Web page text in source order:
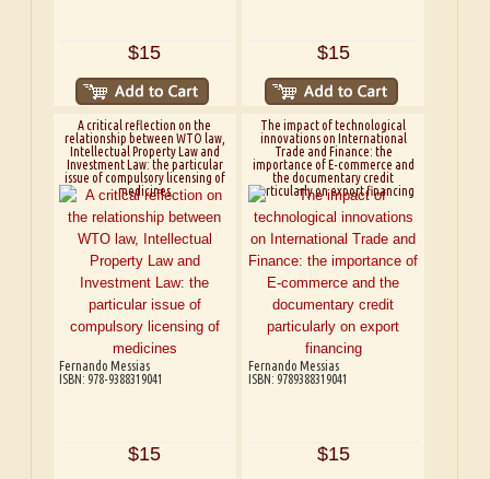
$15 $15
A critical reflection on the
relationship between WTO law,
Intellectual Property Law and
Investment Law: the particular
issue of compulsory licensing of
medicines
Fernando Messias
ISBN: 978-9388319041
$15
The impact of technological
innovations on International
Trade and Finance: the
importance of E-commerce and
the documentary credit
particularly on export financing
Fernando Messias
ISBN: 9789388319041
$15